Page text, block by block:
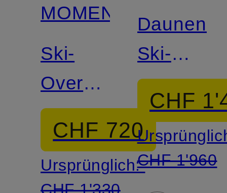
MOMENT
Ski-
Overall
JG
CHF 720
Ursprünglich:
Daunen-
Ski-
Overall
AJAX
CHF
CHF 1'960